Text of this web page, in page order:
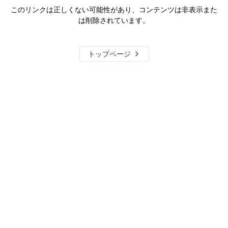
このリンクは正しくない可能性があり、コンテンツは非表示また
は削除されています。
トップページ